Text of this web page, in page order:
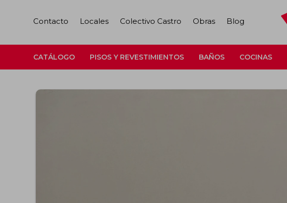
CATÁLOGO PISOS Y REVESTIMIENTOS BAÑOS COCINAS
Contacto Locales Colectivo Castro Obras Blog